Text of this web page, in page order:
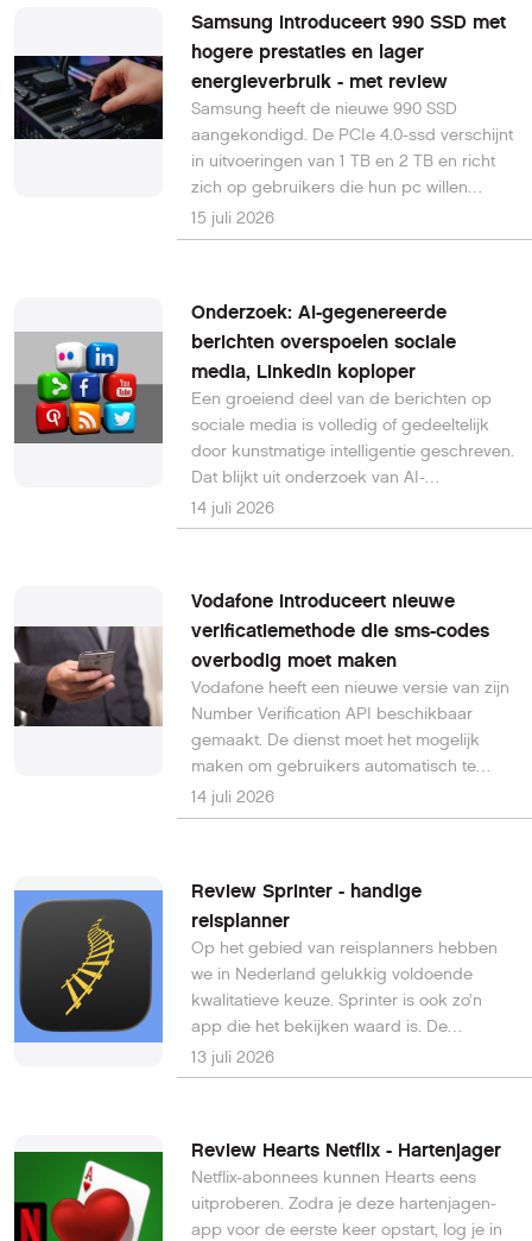
compacte systemen.
Samsung introduceert 990 SSD met
hogere prestaties en lager
energieverbruik - met review
Samsung heeft de nieuwe 990 SSD
aangekondigd. De PCIe 4.0-ssd verschijnt
in uitvoeringen van 1 TB en 2 TB en richt
zich op gebruikers die hun pc willen
upgraden voor gaming, contentcreatie of
dagelijks gebruik. Volgens Samsung levert
38 procent energiezuiniger dan de 990
PRO.
15 juli 2026
Onderzoek: AI-gegenereerde
berichten overspoelen sociale
media, LinkedIn koploper
Een groeiend deel van de berichten op
sociale media is volledig of gedeeltelijk
door kunstmatige intelligentie geschreven.
Dat blijkt uit onderzoek van AI-
detectiebedrijf Pangram, dat ruim een
miljoen berichten op verschillende sociale
aandeel AI-gegenereerde berichten.
14 juli 2026
Vodafone introduceert nieuwe
verificatiemethode die sms-codes
overbodig moet maken
Vodafone heeft een nieuwe versie van zijn
Number Verification API beschikbaar
gemaakt. De dienst moet het mogelijk
maken om gebruikers automatisch te
verifiëren via het mobiele netwerk, zonder
dat daarvoor nog sms-codes of
14 juli 2026
Review Sprinter - handige
reisplanner
Op het gebied van reisplanners hebben
we in Nederland gelukkig voldoende
kwalitatieve keuze. Sprinter is ook zo’n
app die het bekijken waard is. De
ontwikkelaars besteden extra veel
aandacht aan het dynamische karakter
informatie gepresenteerd.
13 juli 2026
Review Hearts Netflix - Hartenjager
Netflix-abonnees kunnen Hearts eens
uitproberen. Zodra je deze hartenjagen-
app voor de eerste keer opstart, log je in